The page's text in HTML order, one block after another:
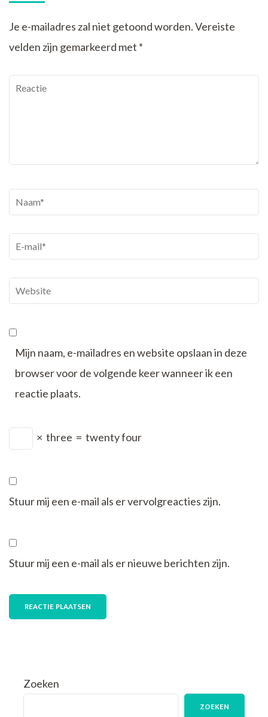
Je e-mailadres zal niet getoond worden.Vereiste
velden zijn gemarkeerd met *
Reactie
Naam*
E-
mail*
Website
Mijn naam, e-mailadres en website opslaan in deze
browser voor de volgende keer wanneer ik een
reactie plaats.
× three = twenty four
Stuur mij een e-mail als er vervolgreacties zijn.
Stuur mij een e-mail als er nieuwe berichten zijn.
Zoeken
ZOEKEN